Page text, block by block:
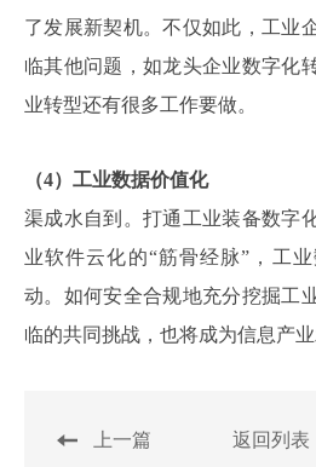
了发展新契机。不仅如此，工业
临其他问题，如龙头企业数字化
业转型还有很多工作要做。
（4）工业数据价值化
渠成水自到。打通工业装备数字
业软件云化的“筋骨经脉”，工
动。如何安全合规地充分挖掘工
临的共同挑战，也将成为信息产业
上一篇 返回列表